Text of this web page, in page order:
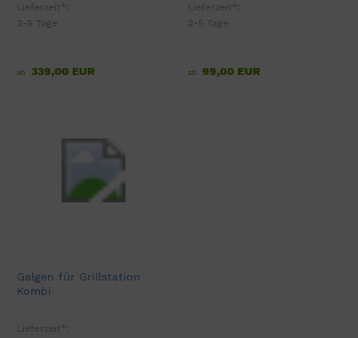
Lieferzeit*:
2-5 Tage
ab 339,00 EUR
Lieferzeit*:
2-5 Tage
ab 99,00 EUR
Galgen für Grillstation
Kombi
Lieferzeit*: